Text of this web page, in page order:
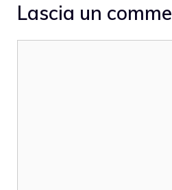
Lascia un